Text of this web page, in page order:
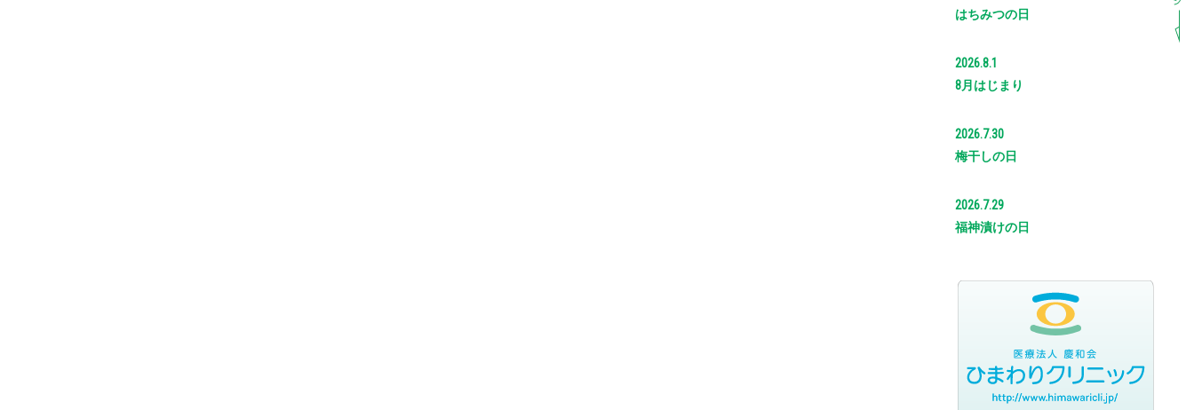
はちみつの日
2026.8.1
8月はじまり
2026.7.30
梅干しの日
2026.7.29
福神漬けの日